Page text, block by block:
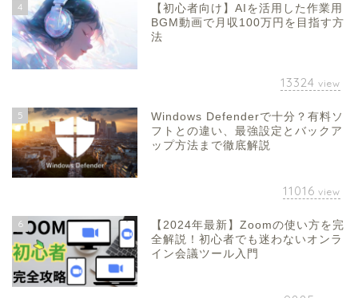
4
【初心者向け】AIを活用した作業用
BGM動画で月収100万円を目指す方
法
13324 view
5
Windows Defenderで十分？有料ソ
フトとの違い、最強設定とバックア
ップ方法まで徹底解説
11016 view
6
【2024年最新】Zoomの使い方を完
全解説！初心者でも迷わないオンラ
イン会議ツール入門